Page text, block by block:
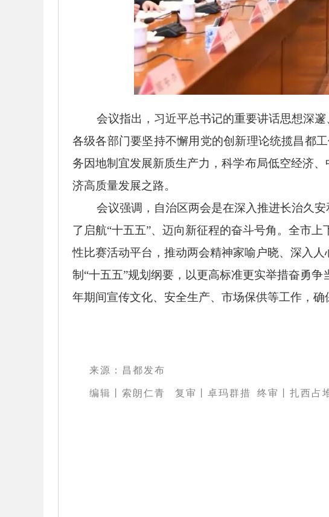
会议指出，习近平总书记的重要讲话思想深邃
各级各部门要坚持不懈用党的创新理论统揽昌都
务因地制宜发展新质生产力，科学布局低空经济
济高质量发展之路。
会议强调，自治区两会是在深入推进长治久安
了启航“十五五”、迈向新征程的奋斗号角。全市
性比赛活动平台，推动两会精神家喻户晓、深入
制“十五五”规划纲要，以更高标准更实举措奋勇
年期间宣传文化、安全生产、市场保供等工作，确
来源：昌都发布
编辑丨索朗仁青 复审丨卓玛群措 终审丨扎西占